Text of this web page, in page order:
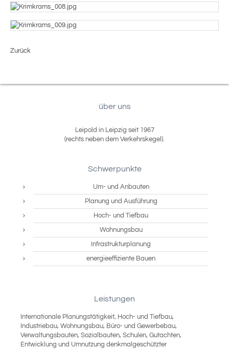
Zurück
über uns
Leipold in Leipzig seit 1967
(rechts neben dem Verkehrskegel).
Schwerpunkte
Um- und Anbauten
Planung und Ausführung
Hoch- und Tiefbau
Wohnungsbau
Infrastrukturplanung
energieeffiziente Bauen
Leistungen
Internationale Planungstätigkeit, Hoch- und Tiefbau,
Industriebau, Wohnungsbau, Büro- und Gewerbebau,
Verwaltungsbauten, Sozialbauten, Schulen, Gutachten,
Entwicklung und Umnutzung denkmalgeschützter